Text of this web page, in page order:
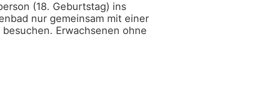
(18. Geburtstag) ins
nur gemeinsam mit einer
Erwachsenen ohne